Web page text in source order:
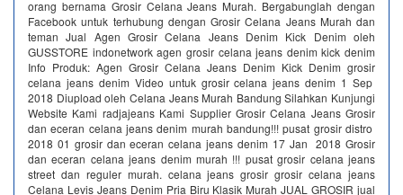
orang bernama Grosir Celana Jeans Murah. Bergabunglah dengan
Facebook untuk terhubung dengan Grosir Celana Jeans Murah dan
teman Jual Agen Grosir Celana Jeans Denim Kick Denim oleh
GUSSTORE indonetwork agen grosir celana jeans denim kick denim
Info Produk: Agen Grosir Celana Jeans Denim Kick Denim grosir
celana jeans denim Video untuk grosir celana jeans denim 1 Sep
2018 Diupload oleh Celana Jeans Murah Bandung Silahkan Kunjungi
Website Kami radjajeans Kami Supplier Grosir Celana Jeans Grosir
dan eceran celana jeans denim murah bandung!!! pusat grosir distro
2018 01 grosir dan eceran celana jeans denim 17 Jan 2018 Grosir
dan eceran celana jeans denim murah !!! pusat grosir celana jeans
street dan reguler murah. celana jeans grosir grosir celana jeans
Celana Levis Jeans Denim Pria Biru Klasik Murah JUAL GROSIR jual